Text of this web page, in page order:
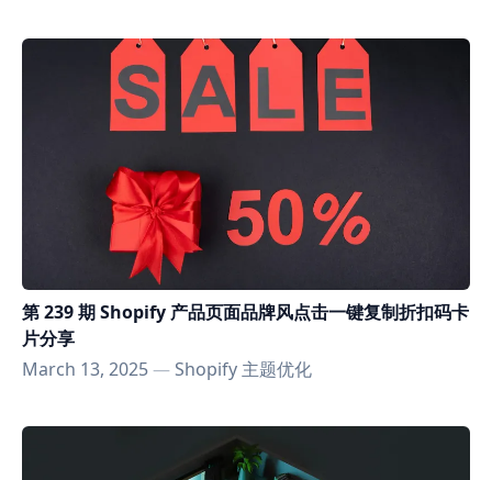
第 239 期 Shopify 产品页面品牌风点击一键复制折扣码卡
片分享
March 13, 2025—Shopify 主题优化